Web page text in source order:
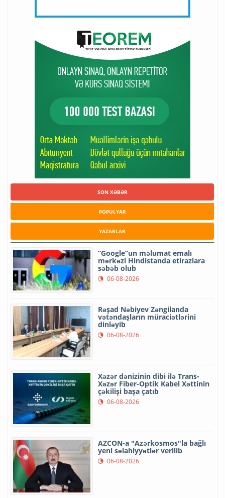
SON XƏBƏR
POPULYAR
YAZARLAR
“Google”un məlumat emalı
mərkəzi Hindistanda etirazlara
səbəb olub
06-08-2026
Rəşad Nəbiyev Zəngilanda
vətəndaşların müraciətlərini
dinləyib
06-08-2026
Xəzər dənizinin dibi ilə Trans-
Xəzər Fiber-Optik Kabel Xəttinin
çəkilişi başa çatıb
06-08-2026
AZCON-a "Azərkosmos"la bağlı
yeni səlahiyyətlər verilib
06-08-2026